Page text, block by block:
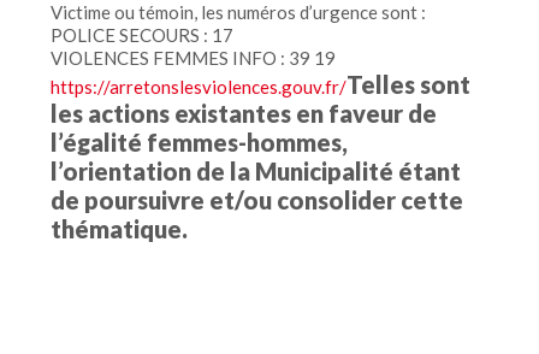
Victime ou témoin, les numéros d’urgence sont :
POLICE SECOURS : 17
VIOLENCES FEMMES INFO : 39 19
https://arretonslesviolences.gouv.fr/Telles sont
les actions existantes en faveur de
l’égalité femmes-hommes,
l’orientation de la Municipalité étant
de poursuivre et/ou consolider cette
thématique.